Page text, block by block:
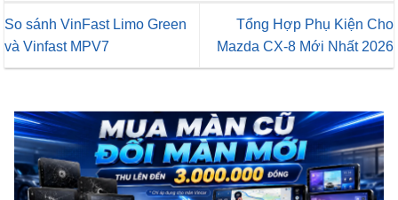
So sánh VinFast Limo Green
và Vinfast MPV7
Tổng Hợp Phụ Kiện Cho
Mazda CX-8 Mới Nhất 2026